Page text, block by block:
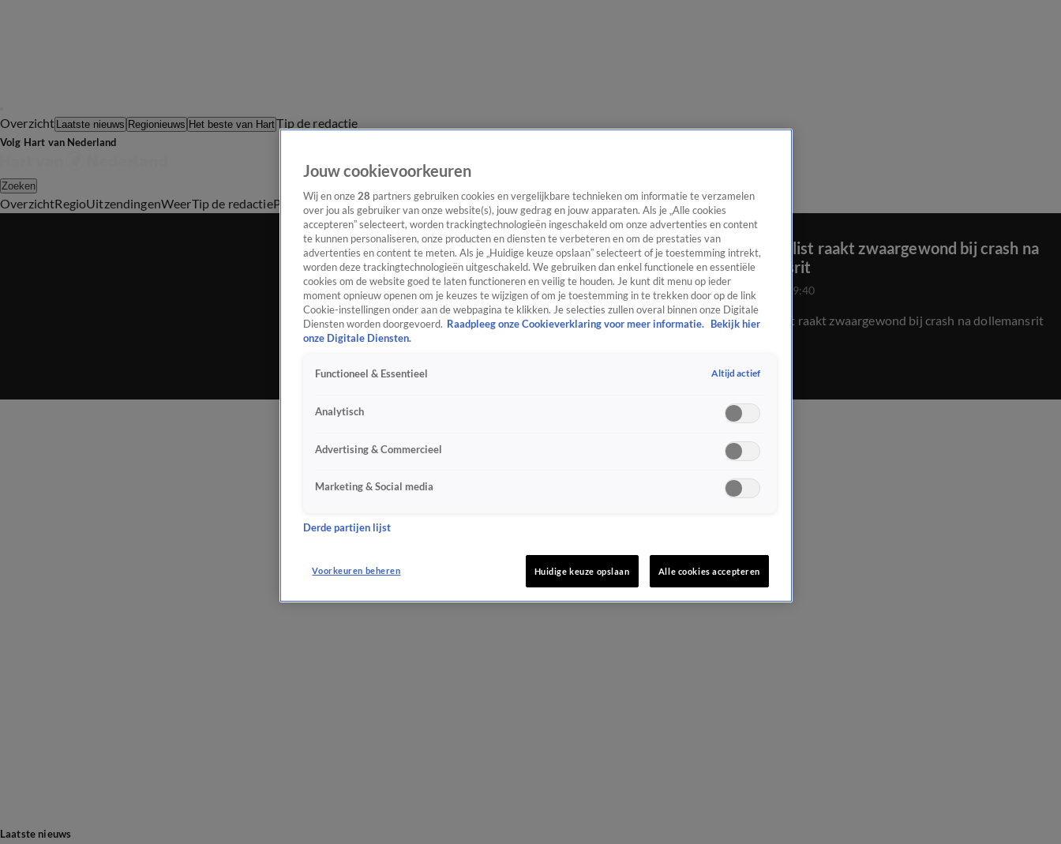
Overzicht Laatste nieuws Regionieuws Het beste van HartTip de redactie
Volg Hart van Nederland
Zoeken
OverzichtRegioUitzendingenWeerTip de redactiePanel Video's
Automobilist raakt zwaargewond bij crash na
dollemansrit
21 jan 2024, 09:40
Automobilist raakt zwaargewond bij crash na dollemansrit
Laatste nieuws
Jouw cookievoorkeuren
Wij en onze 28 partners gebruiken cookies en vergelijkbare technieken om informatie te verzamelen
over jou als gebruiker van onze website(s), jouw gedrag en jouw apparaten. Als je „Alle cookies
accepteren” selecteert, worden trackingtechnologieën ingeschakeld om onze advertenties en content
te kunnen personaliseren, onze producten en diensten te verbeteren en om de prestaties van
advertenties en content te meten. Als je „Huidige keuze opslaan” selecteert of je toestemming intrekt,
worden deze trackingtechnologieën uitgeschakeld. We gebruiken dan enkel functionele en essentiële
cookies om de website goed te laten functioneren en veilig te houden. Je kunt dit menu op ieder
moment opnieuw openen om je keuzes te wijzigen of om je toestemming in te trekken door op de link
Cookie-instellingen onder aan de webpagina te klikken. Je selecties zullen overal binnen onze Digitale
Diensten worden doorgevoerd. Raadpleeg onze Cookieverklaring voor meer informatie.
Bekijk hier
onze Digitale Diensten.
Functioneel & Essentieel Altijd actief
Analytisch
Advertising & Commercieel
Marketing & Social media
Derde partijen lijst
Voorkeuren beheren Huidige keuze opslaan Alle cookies accepteren